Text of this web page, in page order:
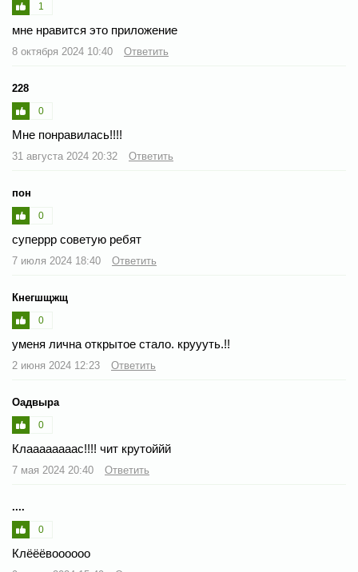
1
мне нравится это приложение
8 октября 2024 10:40 Ответить
228
0
Мне понравилась!!!!
31 августа 2024 20:32 Ответить
пон
0
суперрр советую ребят
7 июля 2024 18:40 Ответить
Кнегшщжщ
0
уменя лична открытое стало. круууть.!!
2 июня 2024 12:23 Ответить
Оадвыра
0
Клаааааааас!!!! чит крутоййй
7 мая 2024 20:40 Ответить
....
0
Клёёёвоооооо